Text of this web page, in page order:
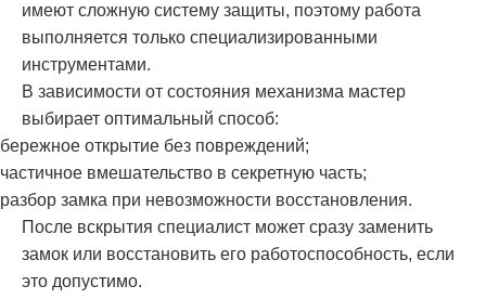
имеют сложную систему защиты, поэтому работа
выполняется только специализированными
инструментами.
В зависимости от состояния механизма мастер
выбирает оптимальный способ:
бережное открытие без повреждений;
частичное вмешательство в секретную часть;
разбор замка при невозможности восстановления.
После вскрытия специалист может сразу заменить
замок или восстановить его работоспособность, если
это допустимо.